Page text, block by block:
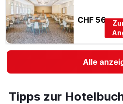
CHF 56
Alle
Tipps zur